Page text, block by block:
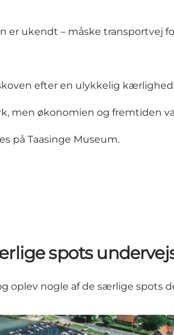
er ukendt – måske
efter en ulykkelig
men økonomien og fremtiden
på Taasinge Museum.
spots
oplev nogle af de særlige spots
Lystbådehavn, Tåsinge